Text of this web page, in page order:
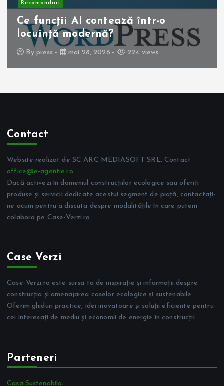
Recomandari
Operația de colecist laparoscopică:
beneficii pentru pacient
By press mai 10, 2026 263 views
Contact
Website realizat de SC ARC MEDIASOFT SRL. Contact
office@e-agentie.ro.
Dacă activezi în domeniul construcțiilor ecologice sau oferiți
produse și servicii dedicate acestui segment de piață, contactați-
ne acum pentru a discuta despre modalitățile în care putem
colabora pe Case-Verzi.ro.
Case Verzi
Case-Verzi.ro este sursa ta de inspirație și informații despre
construcția și amenajarea caselor ecologice și sustenabile.
Oferim ghiduri practice, idei inovatoare și soluții eficiente pentru
cei interesați de mediu și economii de energie în construcții.
Parteneri
Casa Sustenabila